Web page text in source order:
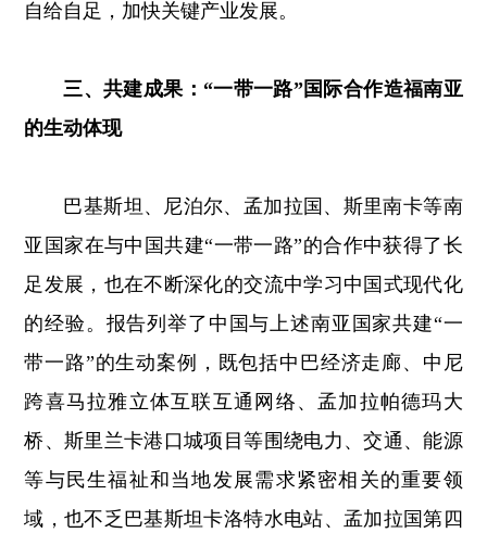
自给自足，加快关键产业发展。
三、共建成果：“一带一路”国际合作造福南亚
的生动体现
巴基斯坦、尼泊尔、孟加拉国、斯里南卡等南
亚国家在与中国共建“一带一路”的合作中获得了长
足发展，也在不断深化的交流中学习中国式现代化
的经验。报告列举了中国与上述南亚国家共建“一
带一路”的生动案例，既包括中巴经济走廊、中尼
跨喜马拉雅立体互联互通网络、孟加拉帕德玛大
桥、斯里兰卡港口城项目等围绕电力、交通、能源
等与民生福祉和当地发展需求紧密相关的重要领
域，也不乏巴基斯坦卡洛特水电站、孟加拉国第四